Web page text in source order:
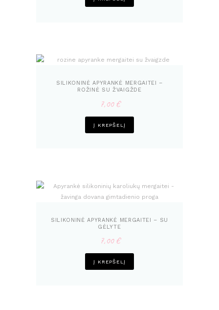
SILIKONINĖ APYRANKĖ MERGAITEI –
ROŽINĖ SU ŽVAIGŽDE
7,00€
Į KREPŠELĮ
SILIKONINĖ APYRANKĖ MERGAITEI – SU
GĖLYTE
7,00€
Į KREPŠELĮ